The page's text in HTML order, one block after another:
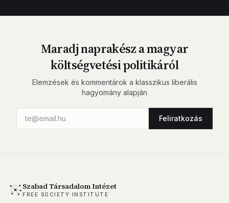
Maradj naprakész a magyar
költségvetési politikáról
Elemzések és kommentárok a klasszikus liberális
hagyomány alapján
Feliratkozás
Szabad Társadalom Intézet
FREE SOCIETY INSTITUTE